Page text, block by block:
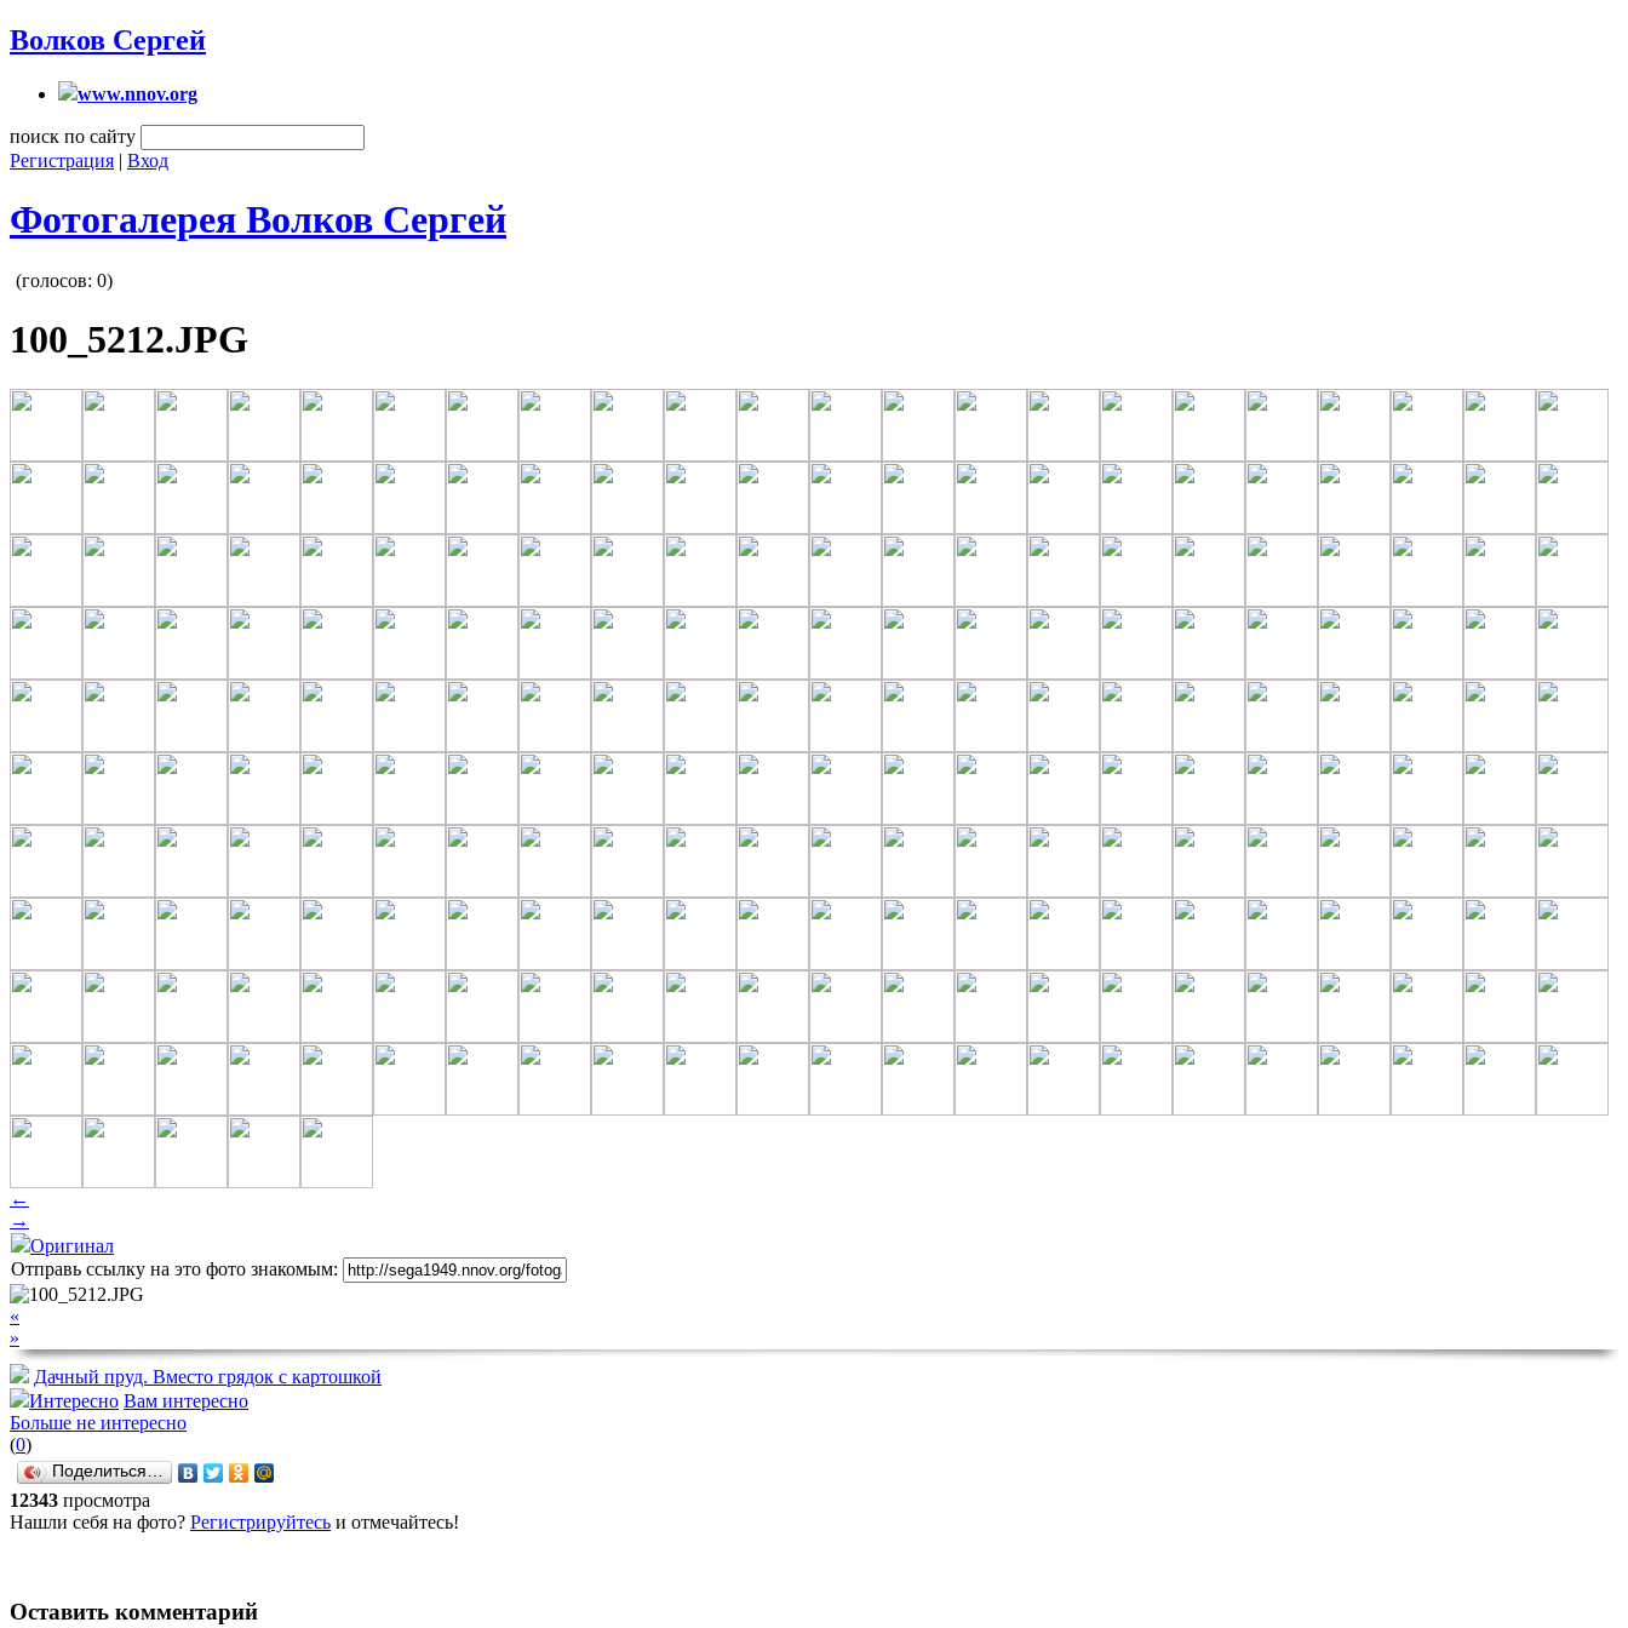
Волков Сергей
www.nnov.org
поиск по сайту
Регистрация | Вход
Фотогалерея Волков Сергей
(голосов: 0)
100_5212.JPG
←
→
Оригинал
Отправь ссылку на это фото знакомым:
«
»
Дачный пруд. Вместо грядок с картошкой
Интересно Вам интересно
Больше не интересно
(0)
Поделиться…
12343 просмотра
Нашли себя на фото? Регистрируйтесь и отмечайтесь!
Оставить комментарий